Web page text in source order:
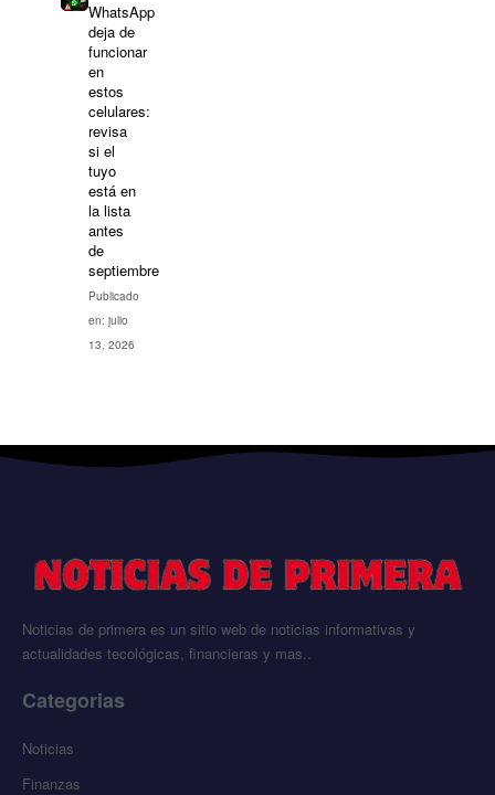
WhatsApp
deja de
funcionar
en
estos
celulares:
revisa
si el
tuyo
está en
la lista
antes
de
septiembre
Publicado
en: julio
13, 2026
Noticias de primera es un sitio web de noticias informativas y
actualidades tecológicas, financieras y mas..
Categorias
Noticias
Finanzas